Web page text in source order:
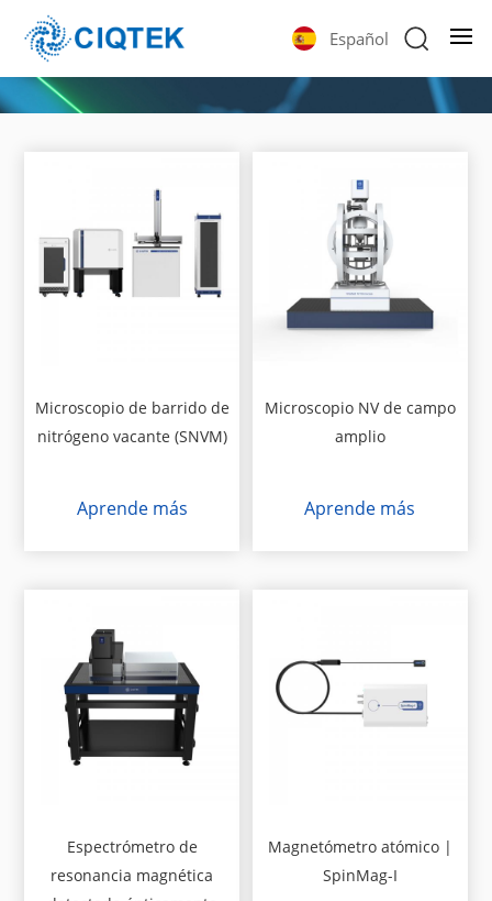
Español
Microscopio de barrido de
nitrógeno vacante (SNVM)
Aprende más
Microscopio NV de campo
amplio
Aprende más
Espectrómetro de
resonancia magnética
Magnetómetro atómico |
SpinMag-I